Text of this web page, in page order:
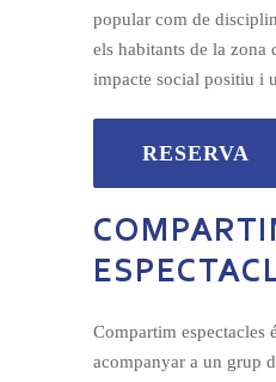
popular com de
els habitants de la zona
impacte social positiu i
RESERVA
Compartim espectacles
acompanyar a un grup